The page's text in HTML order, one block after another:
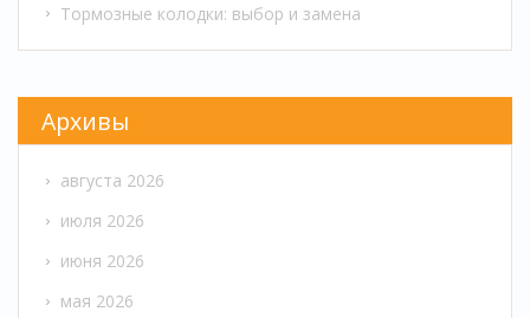
Тормозные колодки: выбор и замена
Архивы
августа 2026
июля 2026
июня 2026
мая 2026